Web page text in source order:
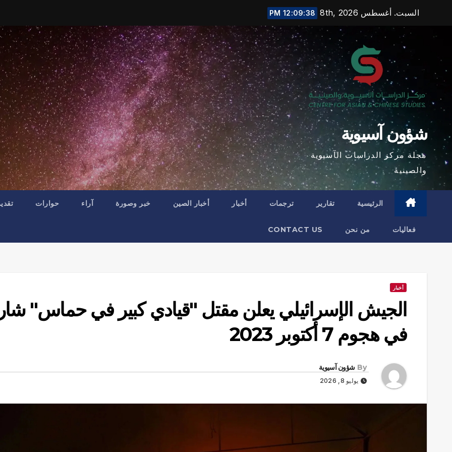
content
السبت. أغسطس 8th, 2026 12:09:39 PM
شؤون آسيوية
مجلة مركز الدراسات الآسيوية
والصينية
الرئيسية تقارير ترجمات أخبار أخبار الصين خبر وصورة آراء حوارات
فعاليات من نحن CONTACT US
أخبار
الجيش الإسرائيلي يعلن مقتل "قيادي كبير في حماس"
في هجوم 7 أكتوبر 2023
By شؤون آسيوية
يوليو 8, 2026